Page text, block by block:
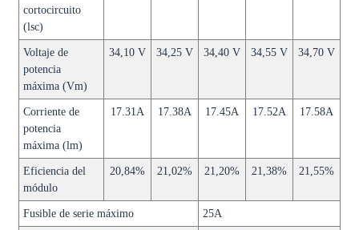
cortocircuito
(lsc)
Voltaje de
potencia
máxima (Vm)
34,10 V 34,25 V 34,40 V 34,55 V 34,70 V
Corriente de
potencia
máxima (lm)
17.31A 17.38A 17.45A 17.52A 17.58A
Eficiencia del
módulo
20,84% 21,02% 21,20% 21,38% 21,55%
Fusible de serie máximo 25A